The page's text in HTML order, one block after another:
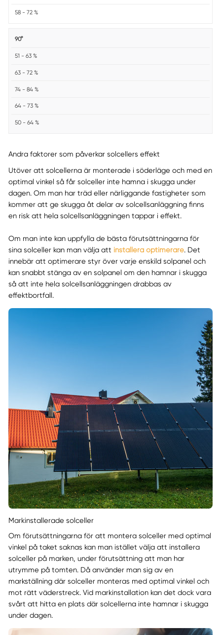
58 - 72 %
90°
51 - 63 %
63 - 72 %
74 - 84 %
64 - 73 %
50 - 64 %
Andra faktorer som påverkar solcellers effekt
Utöver att solcellerna är monterade i söderläge och med en
optimal vinkel så får solceller inte hamna i skugga under
dagen. Om man har träd eller närliggande fastigheter som
kommer att ge skugga åt delar av solcellsanläggning finns
en risk att hela solcellsanläggningen tappar i effekt.
Om man inte kan uppfylla de bästa förutsättningarna för
sina solceller kan man välja att installera optimerare. Det
innebär att optimerare styr över varje enskild solpanel och
kan snabbt stänga av en solpanel om den hamnar i skugga
så att inte hela solcellsanläggningen drabbas av
effektbortfall.
Markinstallerade solceller
Om förutsättningarna för att montera solceller med optimal
vinkel på taket saknas kan man istället välja att installera
solceller på marken, under förutsättning att man har
utrymme på tomten. Då använder man sig av en
markställning där solceller monteras med optimal vinkel och
mot rätt väderstreck. Vid markinstallation kan det dock vara
svårt att hitta en plats där solcellerna inte hamnar i skugga
under dagen.